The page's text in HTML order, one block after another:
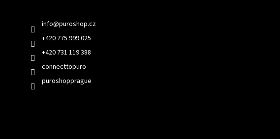
info@puroshop.cz
+420 775 999 025
+420 731 119 388
connecttopuro
puroshopprague